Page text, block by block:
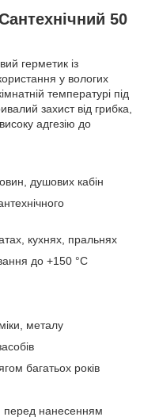
50
герметик із
у вологих
температурі під
захист від грибка,
адгезію до
душових кабін
кухнях, пральнях
до +150 °C
металу
багатьох років
перед нанесенням